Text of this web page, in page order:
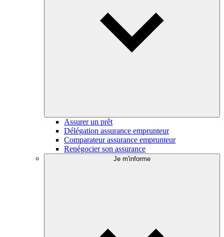
Assurer un prêt
Délégation assurance emprunteur
Comparateur assurance emprunteur
Renégocier son assurance
Je m'informe